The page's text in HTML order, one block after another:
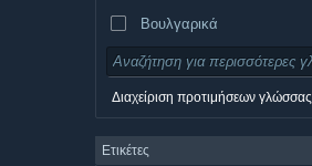
Βουλγαρικά
Τσεχικά
Δανικά
Αγγλικά
Διαχείριση προτιμήσεων γλώσσας
Ετικέτες